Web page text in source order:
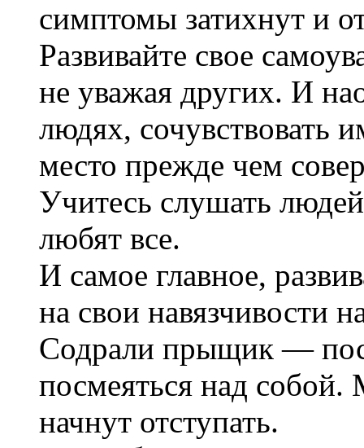
симптомы затихнут и
Развивайте свое
не уважая других. И
людях, сочувствовать
место прежде чем
Учитесь слушать
любят все.
И самое главное,
на свои навязчивости
Содрали прыщик —
посмеяться над
начнут отступать.